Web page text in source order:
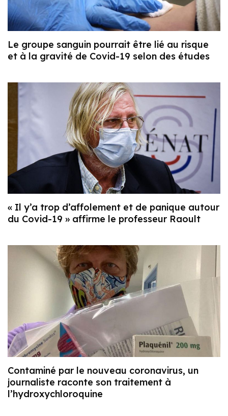
Le groupe sanguin pourrait être lié au risque
et à la gravité de Covid-19 selon des études
« Il y’a trop d’affolement et de panique autour
du Covid-19 » affirme le professeur Raoult
Contaminé par le nouveau coronavirus, un
journaliste raconte son traitement à
l’hydroxychloroquine